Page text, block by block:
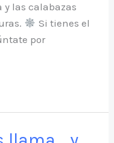
y las calabazas
Si tienes el
por